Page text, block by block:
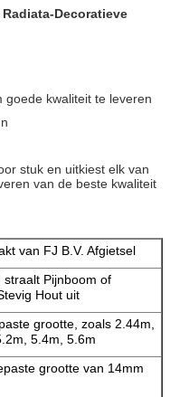
Decoratieve
goede kwaliteit te leveren
stuk en uitkiest elk van
van de beste kwaliteit
van FJ B.V. Afgietsel
straalt Pijnboom of
Hout uit
grootte, zoals 2.44m,
5.4m, 5.6m
grootte van 14mm